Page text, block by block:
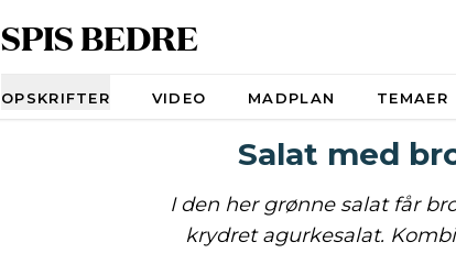
SPIS BEDRE
OPSKRIFTER VIDEO MADPLAN TEMAER
Salat med
I den her grønne salat får
krydret agurkesalat.